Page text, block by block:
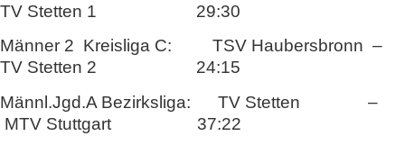
TV Stetten 1 29:30
Männer 2 Kreisliga C: TSV Haubersbronn –
TV Stetten 2 24:15
Männl.Jgd.A Bezirksliga: TV Stetten –
MTV Stuttgart 37:22